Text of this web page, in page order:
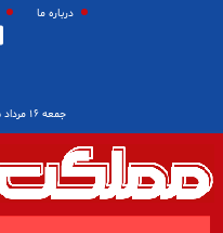
درباره ما
جمعه ۱۶ مرداد ۱۴۰۵